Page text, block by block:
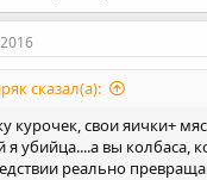
сказал(а):
курочек, свои яички+
я убийца....а вы колбаса,
реально